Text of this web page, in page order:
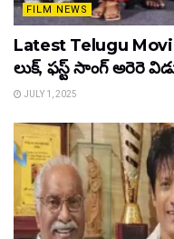
FILM NEWS
Latest Telugu
లుక్, ఫస్ట్ సాంగ్ అరెరె
JULY 1, 2025